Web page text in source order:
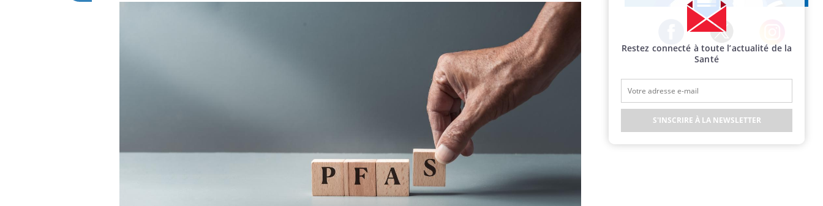
Facebook Twitter Instagram
Restez connecté à toute l’actualité de la
Santé
S'INSCRIRE À LA NEWSLETTER